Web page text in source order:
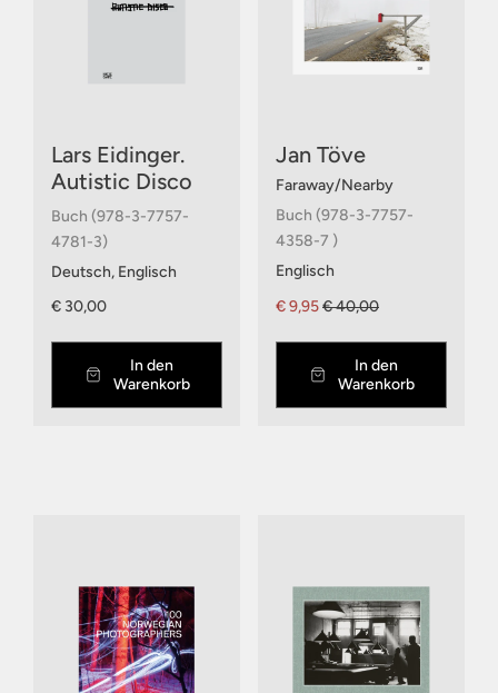
Lars Eidinger.
Autistic Disco
Buch (978-3-7757-
4781-3)
Deutsch, Englisch
€ 30,00
In den
Warenkorb
Jan Töve
Faraway/Nearby
Buch (978-3-7757-
4358-7 )
Englisch
€ 9,95€ 40,00
In den
Warenkorb